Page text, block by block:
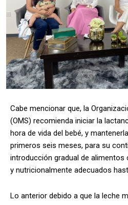
Cabe mencionar que, la
(OMS) recomienda iniciar la
hora de vida del bebé, y
primeros seis meses, para su
introducción gradual de
y nutricionalmente adecuados
Lo anterior debido a que la leche